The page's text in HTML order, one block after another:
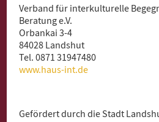
Verband für interkulturelle
Beratung e.V.
Orbankai 3-4
84028 Landshut
Tel. 0871 31947480
www.haus-int.de
Gefördert durch die Stadt